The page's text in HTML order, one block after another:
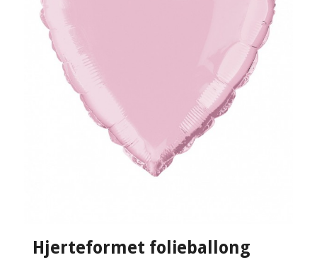
Hjerteformet folieballong